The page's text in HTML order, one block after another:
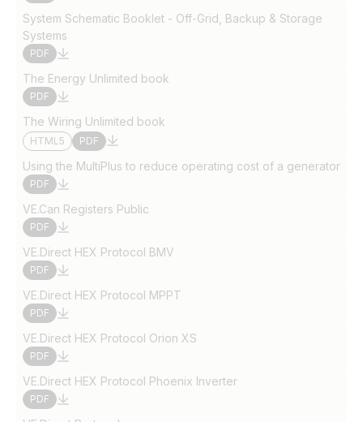
System Schematic Booklet - Off-Grid, Backup & Storage
Systems
PDF
The Energy Unlimited book
PDF
The Wiring Unlimited book
HTML5 PDF
Using the MultiPlus to reduce operating cost of a generator
PDF
VE.Can Registers Public
PDF
VE.Direct HEX Protocol BMV
PDF
VE.Direct HEX Protocol MPPT
PDF
VE.Direct HEX Protocol Orion XS
PDF
VE.Direct HEX Protocol Phoenix Inverter
PDF